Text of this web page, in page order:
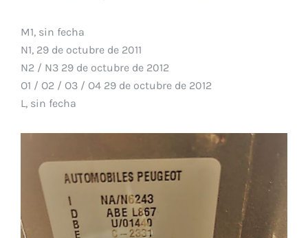
M1, sin fecha
N1, 29 de octubre de 2011
N2 / N3 29 de octubre de 2012
O1 / O2 / O3 / O4 29 de octubre de 2012
L, sin fecha